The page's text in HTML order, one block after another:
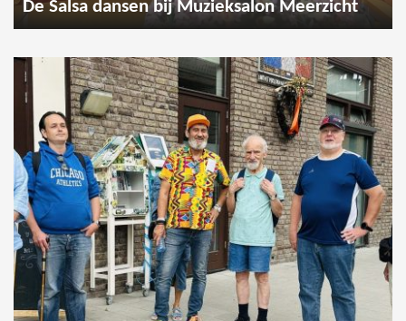
De Salsa dansen bij Muzieksalon Meerzicht